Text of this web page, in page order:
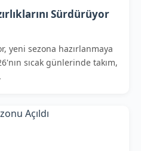
Sürdürüyor
yeni sezona hazırlanmaya
sıcak günlerinde takım,